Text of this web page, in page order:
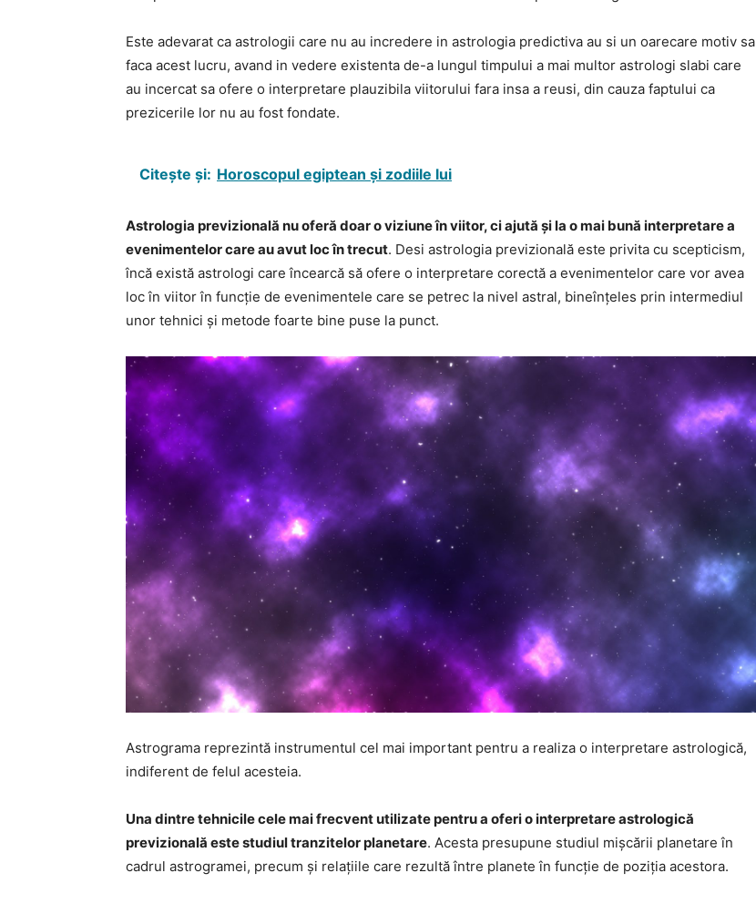
Este adevarat ca astrologii care nu au incredere in astrologia predictiva au si un oarecare motiv sa
faca acest lucru, avand in vedere existenta de-a lungul timpului a mai multor astrologi slabi care
au incercat sa ofere o interpretare plauzibila viitorului fara insa a reusi, din cauza faptului ca
prezicerile lor nu au fost fondate.
Citește și: Horoscopul egiptean și zodiile lui
Astrologia previzională nu oferă doar o viziune în viitor, ci ajută și la o mai bună interpretare a
evenimentelor care au avut loc în trecut. Desi astrologia previzională este privita cu scepticism,
încă există astrologi care încearcă să ofere o interpretare corectă a evenimentelor care vor avea
loc în viitor în funcție de evenimentele care se petrec la nivel astral, bineînțeles prin intermediul
unor tehnici și metode foarte bine puse la punct.
Astrograma reprezintă instrumentul cel mai important pentru a realiza o interpretare astrologică,
indiferent de felul acesteia.
Una dintre tehnicile cele mai frecvent utilizate pentru a oferi o interpretare astrologică
previzională este studiul tranzitelor planetare. Acesta presupune studiul mișcării planetare în
cadrul astrogramei, precum și relațiile care rezultă între planete în funcție de poziția acestora.